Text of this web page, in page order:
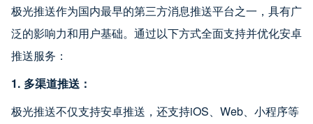
极光推送作为国内最早的第三方消息推送平台之一，具有广
泛的影响力和用户基础。通过以下方式全面支持并优化安卓
推送服务：
1. 多渠道推送：
极光推送不仅支持安卓推送，还支持iOS、Web、小程序等